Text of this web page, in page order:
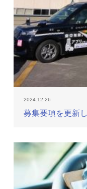
2024.12.26
募集要項を更新